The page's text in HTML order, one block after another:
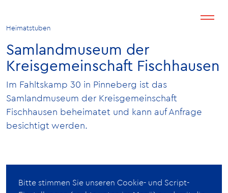
Heimatstuben
Samlandmuseum der
Kreisgemeinschaft Fischhausen
Im Fahltskamp 30 in Pinneberg ist das
Samlandmuseum der Kreisgemeinschaft
Fischhausen beheimatet und kann auf Anfrage
besichtigt werden.